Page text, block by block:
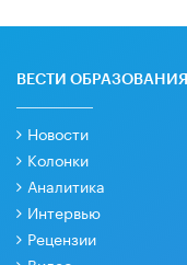
ВЕСТИ ОБРАЗОВАНИЯ
Новости
Колонки
Аналитика
Интервью
Рецензии